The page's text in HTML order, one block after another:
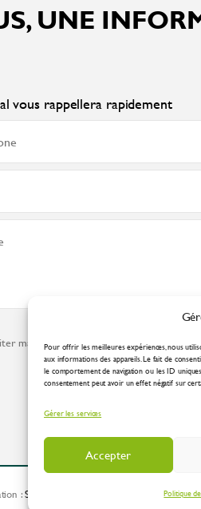
Pour offrir les meilleures expériences, nous
aux informations des appareils. Le fait de
le comportement de navigation ou les ID
consentement peut avoir un effet négatif sur
Gérer les services
Accepter
Politique
UNE
vous rappellera rapidement
ma demande conformément à la
:Spirale Communication Industrielle